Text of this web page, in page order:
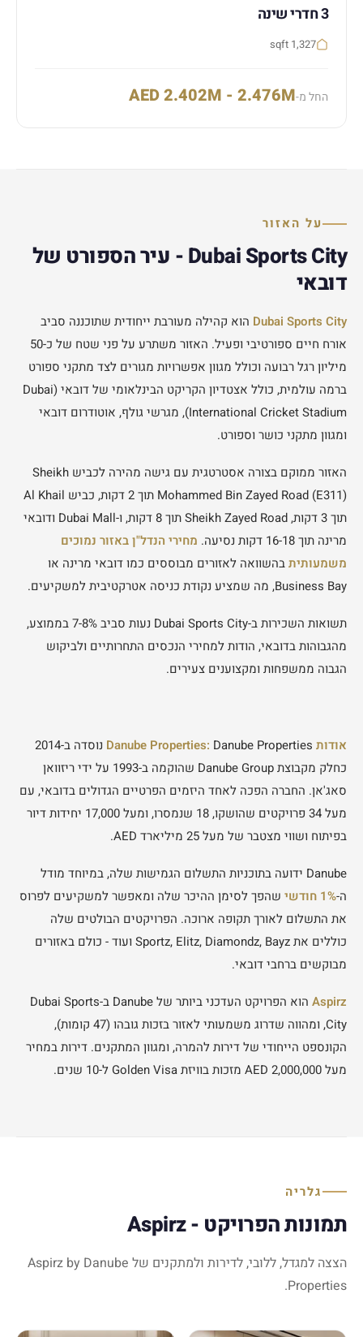
3 חדרי שינה
1,327 sqft
החל מ-AED 2.402M - 2.476M
על האזור
Dubai Sports City - עיר הספורט של
דובאי
Dubai Sports City הוא קהילה מעורבת ייחודית שתוכננה סביב
אורח חיים ספורטיבי ופעיל. האזור משתרע על פני שטח של כ-50
מיליון רגל רבועה וכולל מגוון אפשרויות מגורים לצד מתקני ספורט
ברמה עולמית, כולל אצטדיון הקריקט הבינלאומי של דובאי (Dubai
International Cricket Stadium), מגרשי גולף, אוטודרום דובאי
ומגוון מתקני כושר וספורט.
האזור ממוקם בצורה אסטרטגית עם גישה מהירה לכביש Sheikh
Mohammed Bin Zayed Road (E311) תוך 2 דקות, כביש Al Khail
תוך 3 דקות, Sheikh Zayed Road תוך 8 דקות, ו-Dubai Mall ודובאי
מרינה תוך 16-18 דקות נסיעה.
מחירי הנדל"ן באזור נמוכים
משמעותיתבהשוואה לאזורים מבוססים כמו דובאי מרינה או
Business Bay, מה שמציע נקודת כניסה אטרקטיבית למשקיעים.
תשואות השכירות ב-Dubai Sports City נעות סביב 7-8% בממוצע,
מהגבוהות בדובאי, הודות למחירי הנכסים התחרותיים ולביקוש
הגבוה ממשפחות ומקצוענים צעירים.
אודות Danube Properties:
Danube Properties נוסדה ב-2014
כחלק מקבוצת Danube Group שהוקמה ב-1993 על ידי ריזוואן
סאג'אן. החברה הפכה לאחד היזמים הפרטיים הגדולים בדובאי, עם
מעל 34 פרויקטים שהושקו, 18 שנמסרו, ומעל 17,000 יחידות דיור
בפיתוח ושווי מצטבר של מעל 25 מיליארד AED.
Danube ידועה בתוכניות התשלום הגמישות שלה, במיוחד מודל
ה-1% חודשי
שהפך לסימן ההיכר שלה ומאפשר למשקיעים לפרוס
את התשלום לאורך תקופה ארוכה. הפרויקטים הבולטים שלה
כוללים את Sportz, Elitz, Diamondz, Bayz ועוד - כולם באזורים
מבוקשים ברחבי דובאי.
Aspirz
הוא הפרויקט העדכני ביותר של Danube ב-Dubai Sports
City, ומהווה שדרוג משמעותי לאזור בזכות גובהו (47 קומות),
הקונספט הייחודי של דירות להמרה, ומגוון המתקנים. דירות במחיר
מעל 2,000,000 AED מזכות בוויזת Golden Visa ל-10 שנים.
גלריה
תמונות הפרויקט - Aspirz
הצצה למגדל, ללובי, לדירות ולמתקנים של Aspirz by Danube
Properties.